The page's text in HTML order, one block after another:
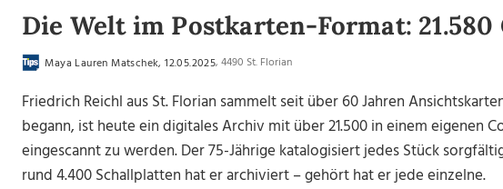
Die Welt im Postkarten-Format:
Maya Lauren Matschek, 12.05.2025, 4490 St. Florian
Friedrich Reichl aus St. Florian sammelt seit über 60 Jahren
begann, ist heute ein digitales Archiv mit über 21.500 in einem eigenen
eingescannt zu werden. Der 75-Jährige katalogisiert jedes Stück
rund 4.400 Schallplatten hat er archiviert – gehört hat er jede einzelne.